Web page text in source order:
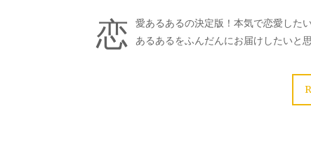
恋
愛あるあるの決定版！本気で恋愛した
あるあるをふんだんにお届けしたいと